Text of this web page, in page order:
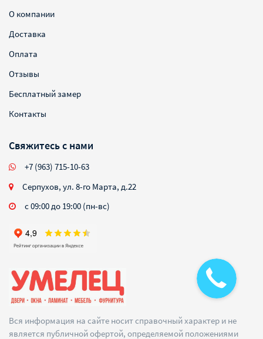
Вся информация на сайте носит справочный характер и не
является публичной офертой, определяемой положениями
О компании
Доставка
Оплата
Отзывы
Бесплатный замер
Контакты
Свяжитесь с нами
+7 (963) 715-10-63
Серпухов, ул. 8-го Марта, д.22
с 09:00 до 19:00 (пн-вс)